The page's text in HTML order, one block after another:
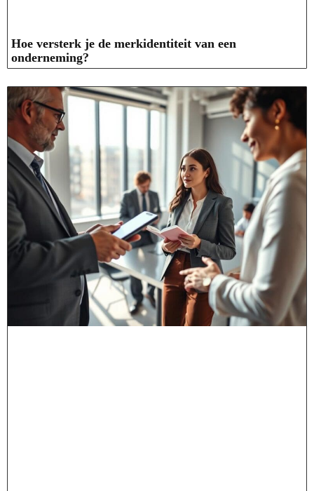
Hoe versterk je de merkidentiteit van een
onderneming?